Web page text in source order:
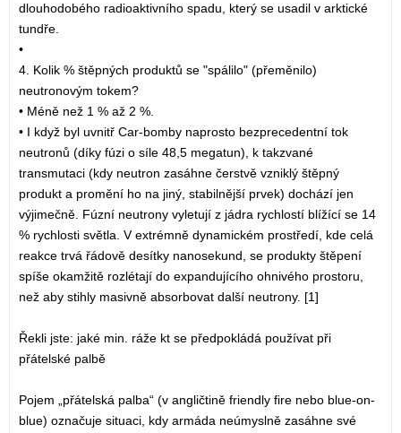
dlouhodobého radioaktivního spadu, který se usadil v arktické
tundře.
•
4. Kolik % štěpných produktů se "spálilo" (přeměnilo)
neutronovým tokem?
• Méně než 1 % až 2 %.
• I když byl uvnitř Car-bomby naprosto bezprecedentní tok
neutronů (díky fúzi o síle 48,5 megatun), k takzvané
transmutaci (kdy neutron zasáhne čerstvě vzniklý štěpný
produkt a promění ho na jiný, stabilnější prvek) dochází jen
výjimečně. Fúzní neutrony vyletují z jádra rychlostí blížící se 14
% rychlosti světla. V extrémně dynamickém prostředí, kde celá
reakce trvá řádově desítky nanosekund, se produkty štěpení
spíše okamžitě rozlétají do expandujícího ohnivého prostoru,
než aby stihly masivně absorbovat další neutrony. [1]
Řekli jste: jaké min. ráže kt se předpokládá používat při
přátelské palbě
Pojem „přátelská palba“ (v angličtině friendly fire nebo blue-on-
blue) označuje situaci, kdy armáda neúmyslně zasáhne své